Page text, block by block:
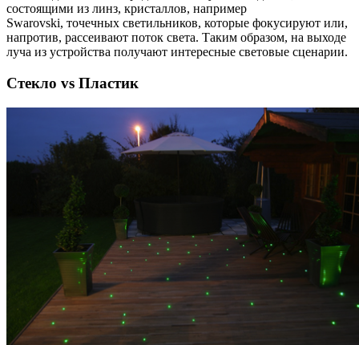
состоящими из линз, кристаллов, например
Swarovski, точечных светильников, которые фокусируют или,
напротив, рассеивают поток света. Таким образом, на выходе
луча из устройства получают интересные световые сценарии.
Стекло vs Пластик